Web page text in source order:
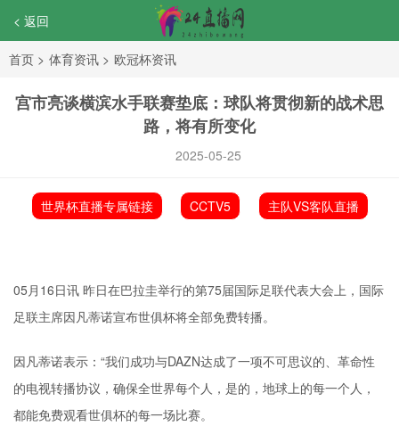
< 返回
首页 > 体育资讯 > 欧冠杯资讯
宫市亮谈横滨水手联赛垫底：球队将贯彻新的战术思
路，将有所变化
2025-05-25
世界杯直播专属链接 CCTV5 主队VS客队直播
05月16日讯 昨日在巴拉圭举行的第75届国际足联代表大会上，国际
足联主席因凡蒂诺宣布世俱杯将全部免费转播。
因凡蒂诺表示：“我们成功与DAZN达成了一项不可思议的、革命性
的电视转播协议，确保全世界每个人，是的，地球上的每一个人，
都能免费观看世俱杯的每一场比赛。